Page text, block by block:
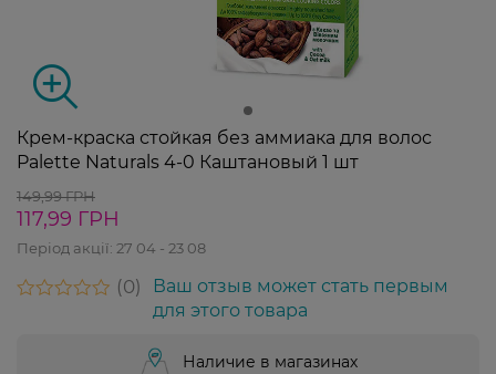
Крем-краска стойкая без аммиака для волос
Palette Naturals 4-0 Каштановый 1 шт
149,99 ГРН
117,99 ГРН
Період акції: 27 04 - 23 08
0
Ваш отзыв может стать первым
для этого товара
Наличие в магазинах